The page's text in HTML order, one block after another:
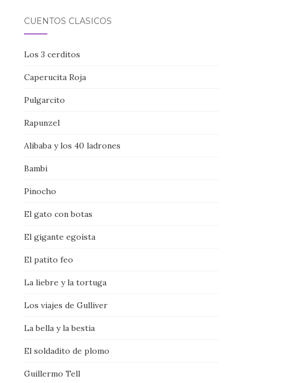
CUENTOS CLÁSICOS
Los 3 cerditos
Caperucita Roja
Pulgarcito
Rapunzel
Alibaba y los 40 ladrones
Bambi
Pinocho
El gato con botas
El gigante egoísta
El patito feo
La liebre y la tortuga
Los viajes de Gulliver
La bella y la bestia
El soldadito de plomo
Guillermo Tell